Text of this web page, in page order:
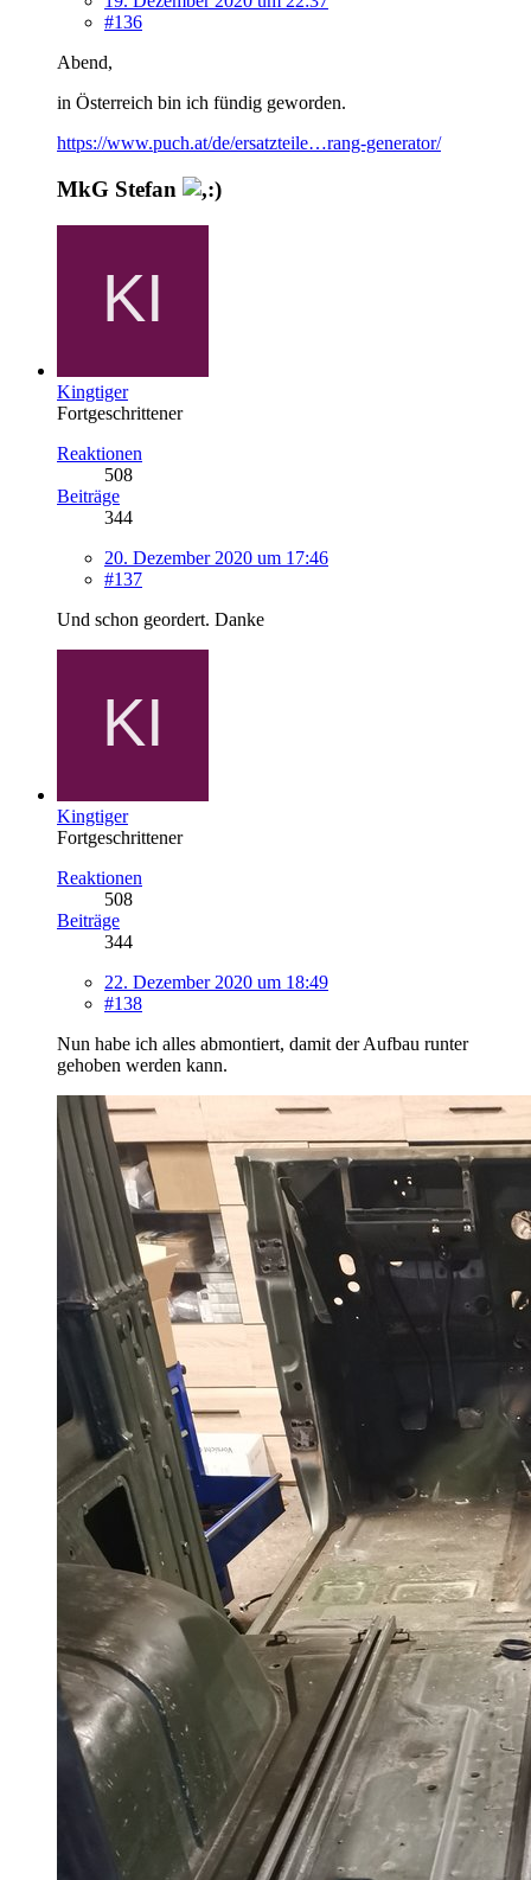
#136
Abend,
in Österreich bin ich fündig geworden.
https://www.puch.at/de/ersatzteile…rang-generator/
MkG Stefan
Kingtiger
Fortgeschrittener
Reaktionen
508
Beiträge
344
20. Dezember 2020 um 17:46
#137
Und schon geordert. Danke
Kingtiger
Fortgeschrittener
Reaktionen
508
Beiträge
344
22. Dezember 2020 um 18:49
#138
Nun habe ich alles abmontiert, damit der Aufbau runter
gehoben werden kann.